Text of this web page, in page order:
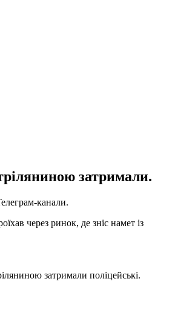
затримали.
канали.
через ринок, де зніс намет із
затримали поліцейські.